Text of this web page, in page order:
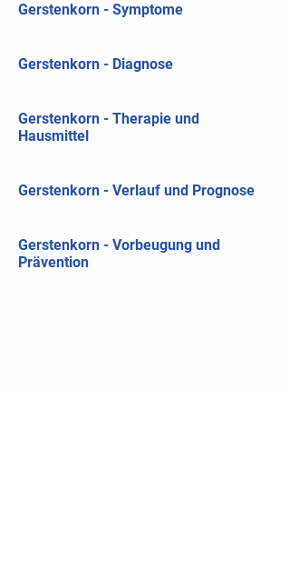
Gerstenkorn - Symptome
Gerstenkorn - Diagnose
Gerstenkorn - Therapie und
Hausmittel
Gerstenkorn - Verlauf und Prognose
Gerstenkorn - Vorbeugung und
Prävention